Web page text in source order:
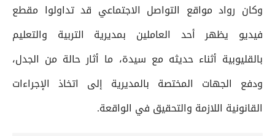
وكان رواد مواقع التواصل الاجتماعي قد تداولوا مقطع
فيديو يظهر أحد العاملين بمديرية التربية والتعليم
بالقليوبية أثناء حديثه مع سيدة، ما أثار حالة من الجدل،
ودفع الجهات المختصة بالمديرية إلى اتخاذ الإجراءات
القانونية اللازمة والتحقيق في الواقعة.